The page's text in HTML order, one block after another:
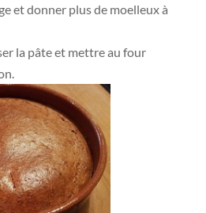
et donner plus de moelleux à
la pâte et mettre au four